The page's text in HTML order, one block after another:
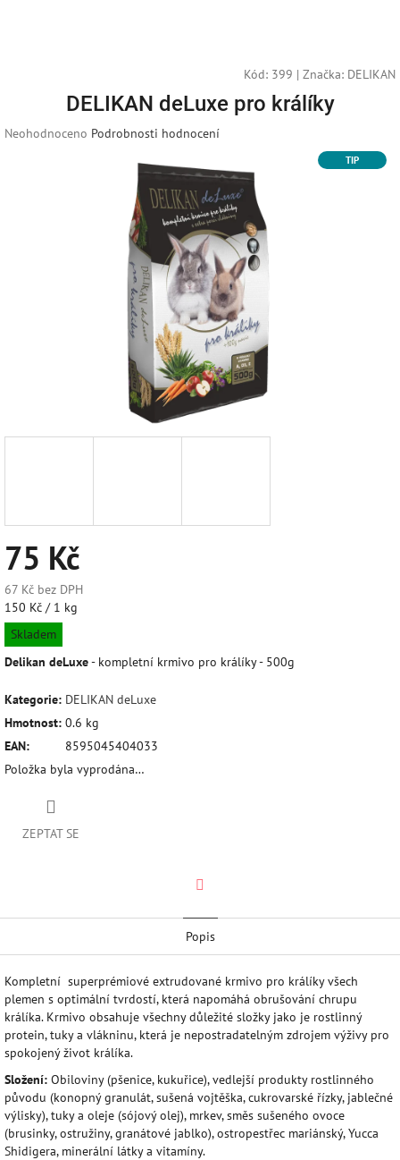
košík
Kód: 399 | Značka: DELIKAN
DELIKAN deLuxe pro králíky
Průměrné
Neohodnoceno Podrobnosti hodnocení
TIP
75 Kč
67 Kč bez DPH
Měrná
cena:
150 Kč / 1 kg
Skladem
Delikan deLuxe- kompletní krmivo pro králíky - 500g
Kategorie: DELIKAN deLuxe
Hmotnost: 0.6 kg
EAN:
8595045404033
Položka byla vyprodána…
ZEPTAT SE
Popis
Kompletní superprémiové extrudované krmivo pro králíky všech
plemen s optimální tvrdostí, která napomáhá obrušování chrupu
králíka. Krmivo obsahuje všechny důležité složky jako je rostlinný
protein, tuky a vlákninu, která je nepostradatelným zdrojem výživy pro
spokojený život králíka.
Složení: Obiloviny (pšenice, kukuřice), vedlejší produkty rostlinného
původu (konopný granulát, sušená vojtěška, cukrovarské řízky, jablečné
výlisky), tuky a oleje (sójový olej), mrkev, směs sušeného ovoce
(brusinky, ostružiny, granátové jablko), ostropestřec mariánský, Yucca
Shidigera, minerální látky a vitamíny.